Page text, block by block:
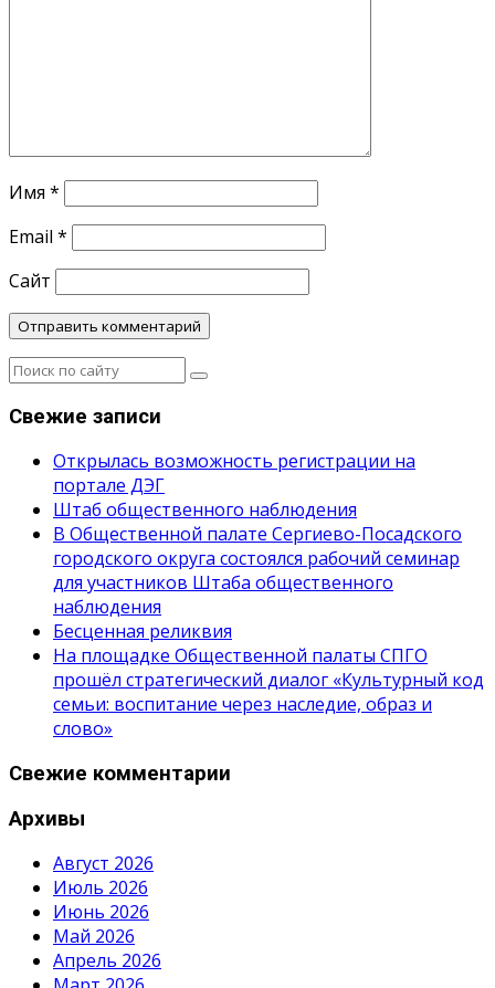
Имя *
Email *
Сайт
Свежие записи
Открылась возможность регистрации на
портале ДЭГ
Штаб общественного наблюдения
В Общественной палате Сергиево-Посадского
городского округа состоялся рабочий семинар
для участников Штаба общественного
наблюдения
Бесценная реликвия
На площадке Общественной палаты СПГО
прошёл стратегический диалог «Культурный код
семьи: воспитание через наследие, образ и
слово»
Свежие комментарии
Архивы
Август 2026
Июль 2026
Июнь 2026
Май 2026
Апрель 2026